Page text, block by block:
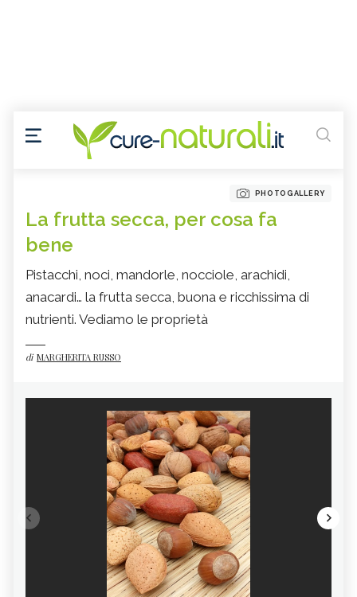
PHOTOGALLERY
La frutta secca, per cosa fa
bene
Pistacchi, noci, mandorle, nocciole, arachidi,
anacardi… la frutta secca, buona e ricchissima di
nutrienti. Vediamo le proprietà
di MARGHERITA RUSSO